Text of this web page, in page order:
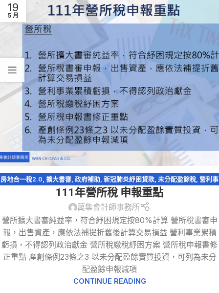
19
5 月
房地合一稅2.0 擴大書審 政府補助 新冠肺炎紓困貸款 未分配盈餘稅 營利事
業所得稅,產創條例,稅務法規,稅捐稽徵法
111年營所稅 申報重點
萬集會計師事務所
營所擴大書審純益率，符合紓困規定按80%計算 營所稅書審申
報，出售資產，應依法補提折舊後計算交易損益 營利事業累積
虧損，不得認列政治獻金 營所稅繳稅紓困方案 營所稅申報書修
正重點 產創條例23條之3 以未分配盈餘實質投資，可列為未分
配盈餘申報減項
CONTINUE READING